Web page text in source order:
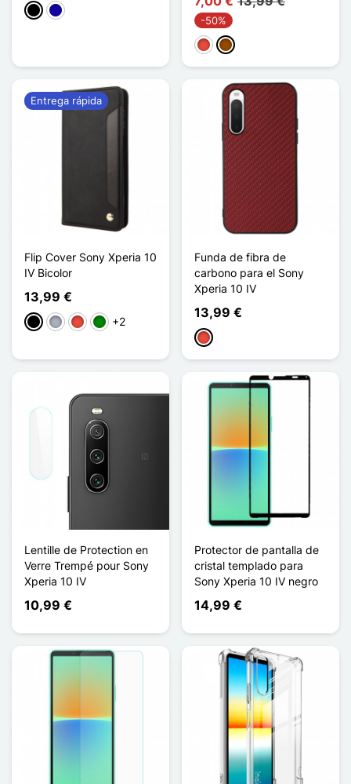
NegroAzul oscuro
-50%
RojoMarrón
Flip Cover Sony Xperia 10
IV Bicolor
13,99 €
NegroGris RojoVerde
+2
Entrega rápida
Funda de fibra de
carbono para el Sony
Xperia 10 IV
13,99 €
Rojo
Lentille de Protection en
Verre Trempé pour Sony
Xperia 10 IV
10,99 €
Protector de pantalla de
cristal templado para
Sony Xperia 10 IV negro
14,99 €